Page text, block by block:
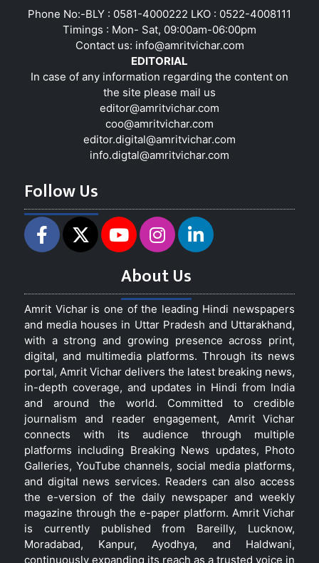
Phone No:-BLY : 0581-4000222 LKO : 0522-4008111
Timings : Mon- Sat, 09:00am-06:00pm
Contact us: info@amritvichar.com
EDITORIAL
In case of any information regarding the content on
the site please mail us
editor@amritvichar.com
coo@amritvichar.com
editor.digital@amritvichar.com
info.digtal@amritvichar.com
Follow Us
About Us
Amrit Vichar is one of the leading Hindi newspapers
and media houses in Uttar Pradesh and Uttarakhand,
with a strong and growing presence across print,
digital, and multimedia platforms. Through its news
portal, Amrit Vichar delivers the latest breaking news,
in-depth coverage, and updates in Hindi from India
and around the world. Committed to credible
journalism and reader engagement, Amrit Vichar
connects with its audience through multiple
platforms including Breaking News updates, Photo
Galleries, YouTube channels, social media platforms,
and digital news services. Readers can also access
the e-version of the daily newspaper and weekly
magazine through the e-paper platform. Amrit Vichar
is currently published from Bareilly, Lucknow,
Moradabad, Kanpur, Ayodhya, and Haldwani,
continuously expanding its reach as a trusted voice in